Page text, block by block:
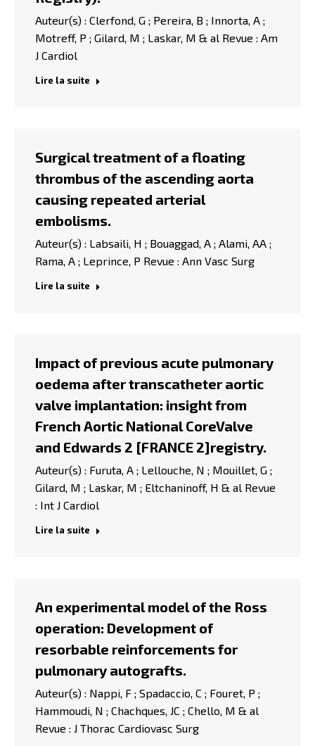
Auteur(s) : Clerfond, G ; Pereira, B ; Innorta, A ;
Motreff, P ; Gilard, M ; Laskar, M & al Revue : Am
J Cardiol
Lire la suite
Surgical treatment of a floating
thrombus of the ascending aorta
causing repeated arterial
embolisms.
Auteur(s) : Labsaili, H ; Bouaggad, A ; Alami, AA ;
Rama, A ; Leprince, P Revue : Ann Vasc Surg
Lire la suite
Impact of previous acute pulmonary
oedema after transcatheter aortic
valve implantation: insight from
French Aortic National CoreValve
and Edwards 2 [FRANCE 2]registry.
Auteur(s) : Furuta, A ; Lellouche, N ; Mouillet, G ;
Gilard, M ; Laskar, M ; Eltchaninoff, H & al Revue
: Int J Cardiol
Lire la suite
An experimental model of the Ross
operation: Development of
resorbable reinforcements for
pulmonary autografts.
Auteur(s) : Nappi, F ; Spadaccio, C ; Fouret, P ;
Hammoudi, N ; Chachques, JC ; Chello, M & al
Revue : J Thorac Cardiovasc Surg